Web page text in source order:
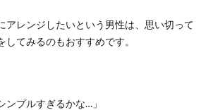
アレンジしたいという男性は、思い切って
てみるのもおすすめです。
ンプルすぎるかな…」